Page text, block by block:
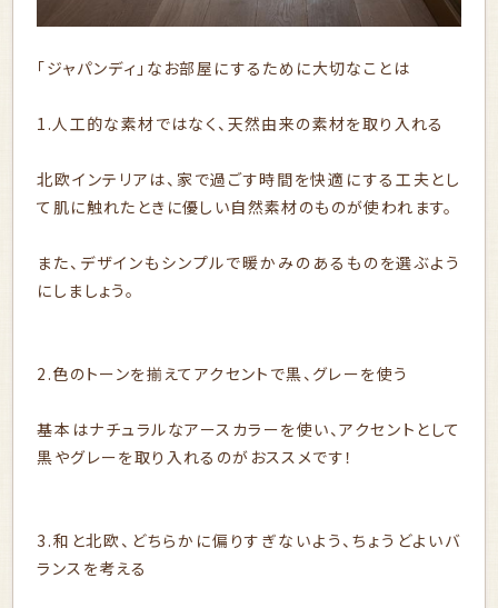
「ジャパンディ」なお部屋にするために大切なことは
1.人工的な素材ではなく、天然由来の素材を取り入れる
北欧インテリアは、家で過ごす時間を快適にする工夫とし
て肌に触れたときに優しい自然素材のものが使われます。
また、デザインもシンプルで暖かみのあるものを選ぶよう
にしましょう。
2.色のトーンを揃えてアクセントで黒、グレーを使う
基本はナチュラルなアースカラーを使い、アクセントとして
黒やグレーを取り入れるのがおススメです！
3.和と北欧、どちらかに偏りすぎないよう、ちょうどよいバ
ランスを考える